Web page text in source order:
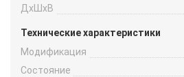
ДxШxВ
Технические характеристики
Модификация
Состояние